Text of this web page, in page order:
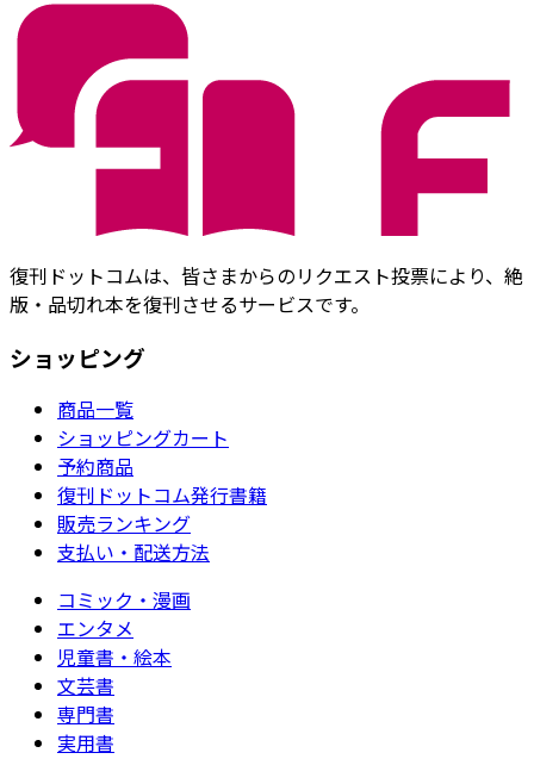
復刊ドットコムは、皆さまからのリクエスト投票により、絶
版・品切れ本を復刊させるサービスです。
ショッピング
商品一覧
ショッピングカート
予約商品
復刊ドットコム発行書籍
販売ランキング
支払い・配送方法
コミック・漫画
エンタメ
児童書・絵本
文芸書
専門書
実用書